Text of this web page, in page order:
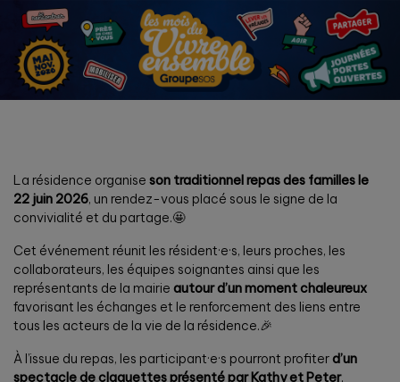
La résidence organise son traditionnel repas des familles le
22 juin 2026, un rendez-vous placé sous le signe de la
convivialité et du partage.🤩
Cet événement réunit les résident·e·s, leurs proches, les
collaborateurs, les équipes soignantes ainsi que les
représentants de la mairie autour d’un moment chaleureux
favorisant les échanges et le renforcement des liens entre
tous les acteurs de la vie de la résidence.🎉
À l’issue du repas, les participant·e·s pourront profiterd’un
spectacle de claquettes présenté par Kathy et Peter,